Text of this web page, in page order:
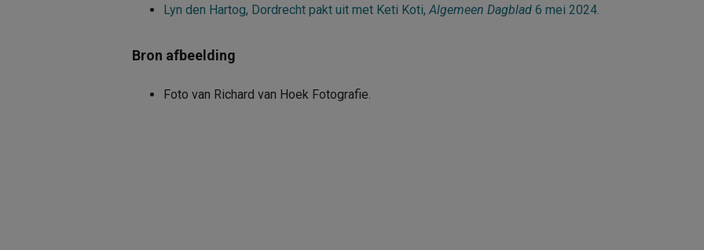
Lyn den Hartog, Dordrecht pakt uit met Keti Koti,Algemeen Dagblad 6 mei 2024.
Bron afbeelding
Foto van Richard van Hoek Fotografie.